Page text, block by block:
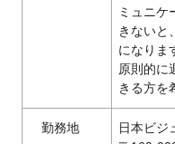
ミュニケ
きないと
になりま
原則的に
きる方を
勤務地
日本ビジ